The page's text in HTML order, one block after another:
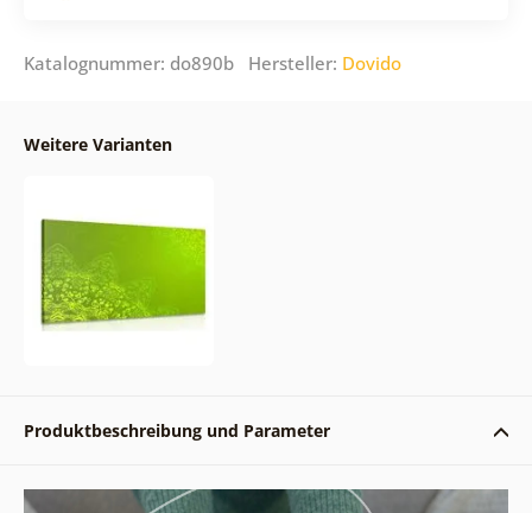
Katalognummer: do890b Hersteller: Dovido
Weitere Varianten
Produktbeschreibung und Parameter